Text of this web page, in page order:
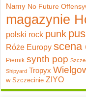
Namy No Future
magazynie
polski rock punk
Róże Europy scena
Piernik synth pop
Shipyard Tropyx
w Szczecinie ZIYO